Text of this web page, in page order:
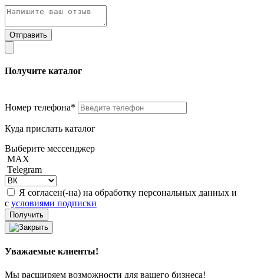
Получите каталог
Номер телефона*
Куда прислать каталог
Выберите мессенджер
MAX
Telegram
Я согласен(-на) на обработку персональных данных и
с условиями подписки
Уважаемые клиенты!
Мы расширяем возможности для вашего бизнеса!